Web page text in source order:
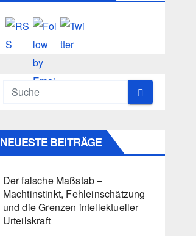
NEUESTE BEITRÄGE
Der falsche Maßstab –
Machtinstinkt, Fehleinschätzung
und die Grenzen intellektueller
Urteilskraft